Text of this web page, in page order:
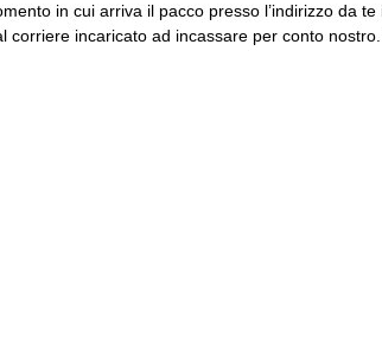
in cui arriva il pacco presso l’indirizzo da te
incaricato ad incassare per conto nostro.